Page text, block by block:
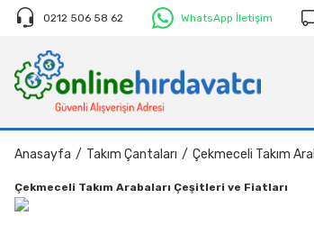
0212 506 58 62 WhatsApp İletişim
Anasayfa Takım Çantaları Çekmeceli Takım
Çekmeceli Takım Arabaları Çeşitleri ve Fiatları